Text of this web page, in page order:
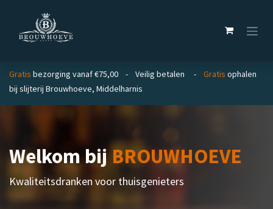
Gratis bezorging vanaf €75,00 - Veilig betalen - Gratis ophalen
bij slijterij Brouwhoeve, Middelharnis
Welkom bijBROUWHOEVE
Kwaliteitsdranken voor thuisgenieters